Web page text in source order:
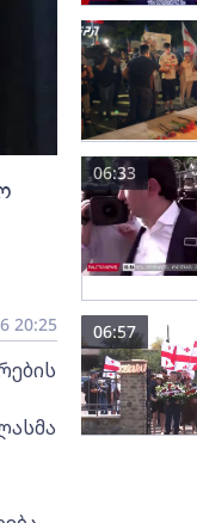
20:25
06:33
06:57